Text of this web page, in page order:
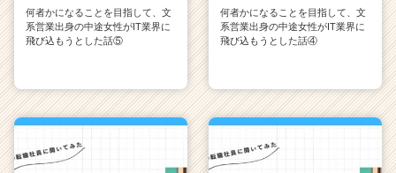
何者かになることを目指して、文
系営業出身の中途女性がIT業界に
飛び込もうとした話⑤
何者かになることを目指して、文
系営業出身の中途女性がIT業界に
飛び込もうとした話④